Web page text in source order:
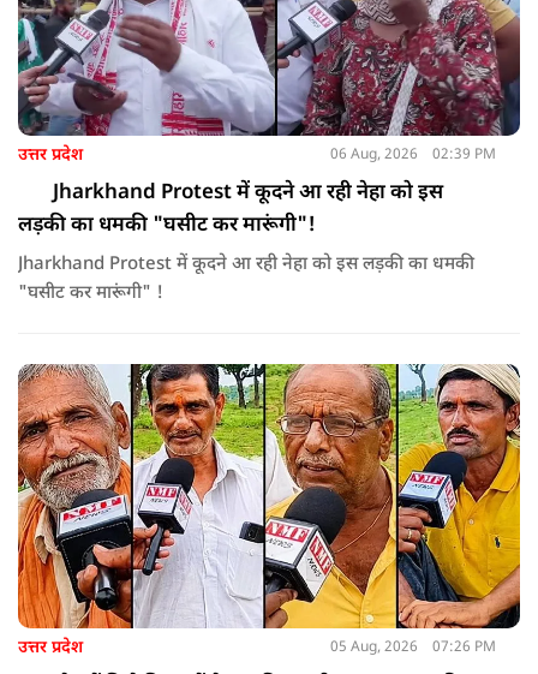
उत्तर प्रदेश 06 Aug, 2026 02:39 PM
Jharkhand Protest में कूदने आ रही नेहा को इस
लड़की का धमकी "घसीट कर मारूंगी"!
Jharkhand Protest में कूदने आ रही नेहा को इस लड़की का धमकी
"घसीट कर मारूंगी" !
उत्तर प्रदेश 05 Aug, 2026 07:26 PM